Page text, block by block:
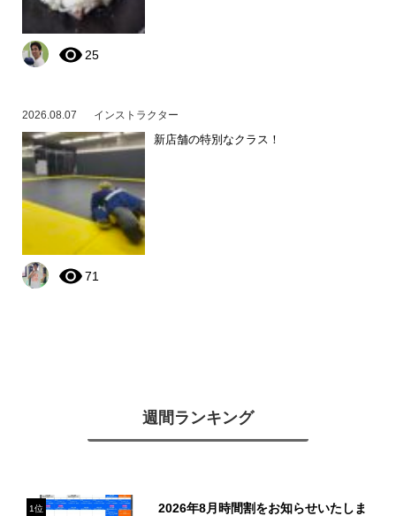
25
2026.08.07 インストラクター
新店舗の特別なクラス！
71
週間ランキング
1位
2026年8月時間割をお知らせいたしま